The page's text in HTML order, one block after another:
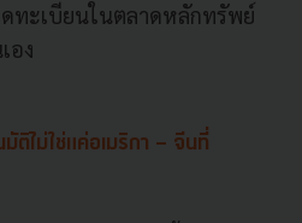
ทะเบียนในตลาดหลักทรัพย์
อง
ติไม่ใช่แค่อเมริกา - จีนที่